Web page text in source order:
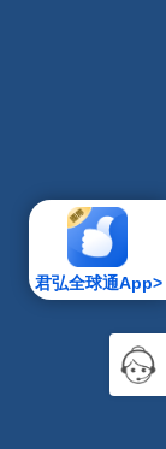
君弘全球通App>